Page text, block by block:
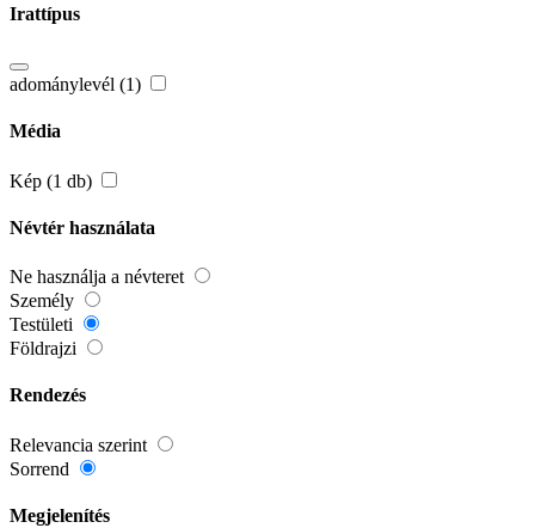
Irattípus
adománylevél (1)
Média
Kép (1 db)
Névtér használata
Ne használja a névteret
Személy
Testületi
Földrajzi
Rendezés
Relevancia szerint
Sorrend
Megjelenítés